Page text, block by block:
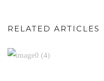
RELATED ARTICLES